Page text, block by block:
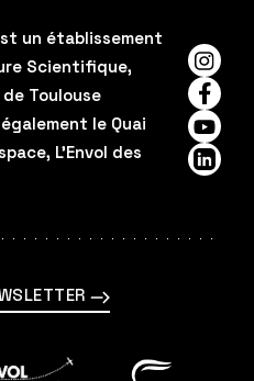
un établissement
Scientifique,
Toulouse
le Quai
L'Envol des